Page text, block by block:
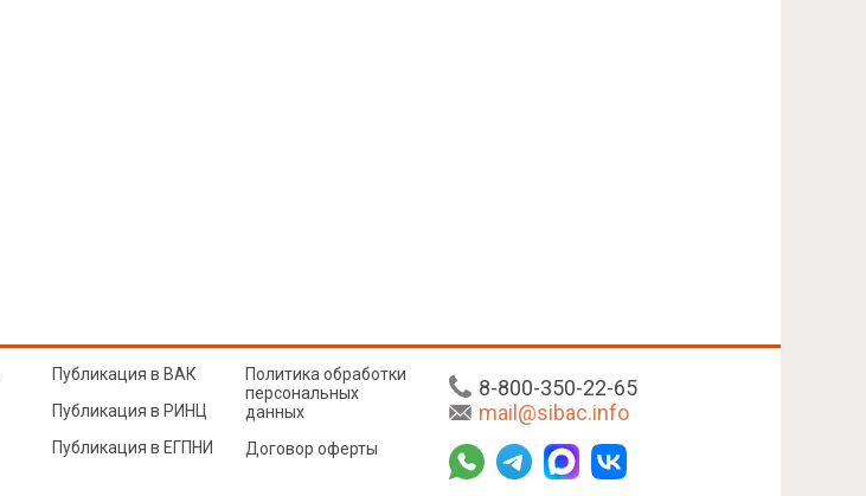
8-800-350-22-65
mail@sibac.info
Публикация в ВАК
Публикация в РИНЦ
Публикация в ЕГПНИ
Политика обработки
персональных
данных
Договор оферты